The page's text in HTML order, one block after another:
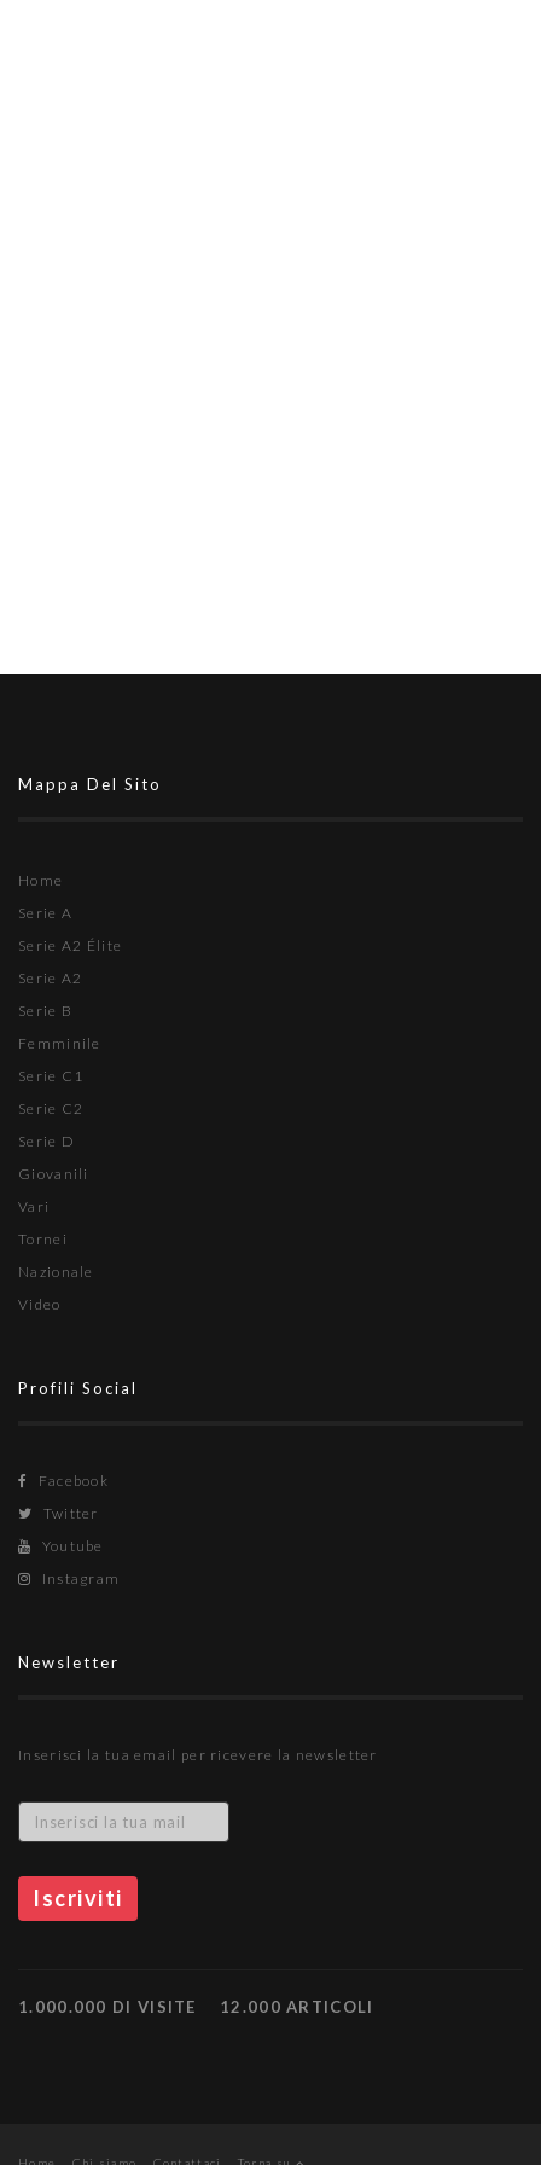
Mappa Del Sito
Home
Serie A
Serie A2 Élite
Serie A2
Serie B
Femminile
Serie C1
Serie C2
Serie D
Giovanili
Vari
Tornei
Nazionale
Video
Profili Social
Facebook
Twitter
Youtube
Instagram
Newsletter
Inserisci la tua email per ricevere la newsletter
1.000.000 DI VISITE 12.000 ARTICOLI